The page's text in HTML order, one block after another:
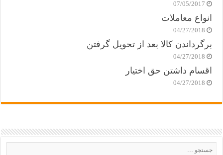
07/05/2017
انواع معاملات
04/27/2018
برگرداندن کالا بعد از تحویل گرفتن
04/27/2018
اقسام داشتن حق اختیار
04/27/2018